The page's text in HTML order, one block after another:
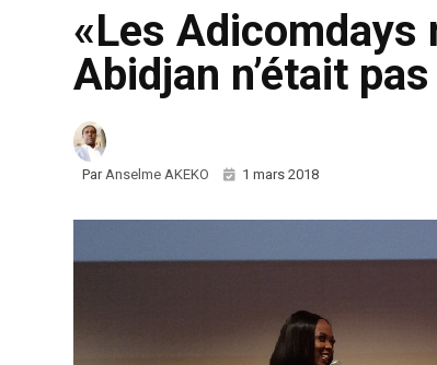
«Les Adicomdays
Abidjan n’était
ParAnselme AKEKO 1 mars 2018